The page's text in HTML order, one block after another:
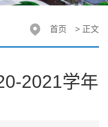
首页 > 正文
2021学年